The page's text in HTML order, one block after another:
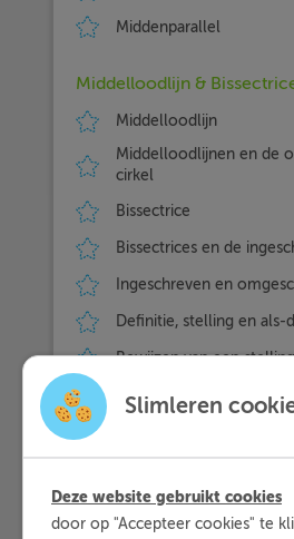
Middenparallel
Middelloodlijn &
Middelloodlijn
Middelloodlijnen en de
cirkel
Bissectrice
Bissectrices en de
Ingeschreven en
Definitie, stelling en als-
Bewijzen van een
Hoogte- & Zwaartelijnen
Berekeningen met
Slimleren
Deze website gebruikt cookies
door op "Accepteer cookies" te